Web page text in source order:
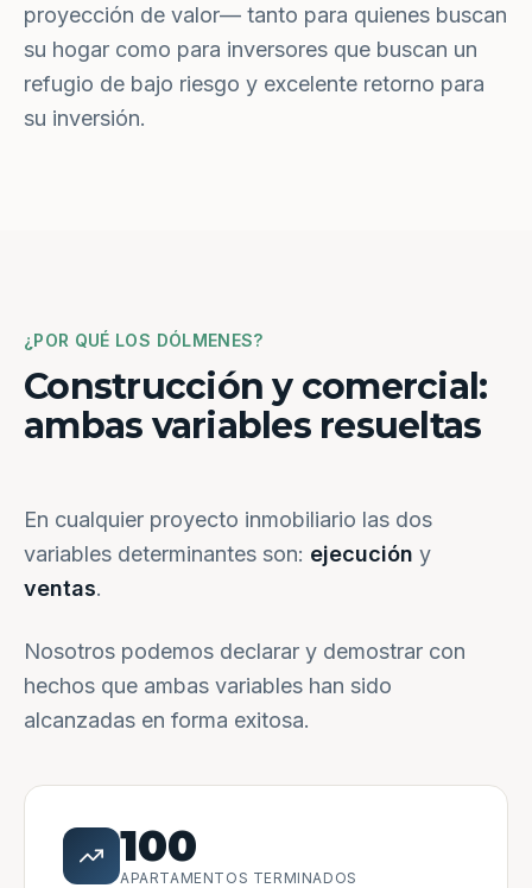
proyección de valor— tanto para quienes buscan
su hogar como para inversores que buscan un
refugio de bajo riesgo y excelente retorno para
su inversión.
¿POR QUÉ LOS DÓLMENES?
Construcción y comercial:
ambas variables resueltas
En cualquier proyecto inmobiliario las dos
variables determinantes son: ejecución y
ventas.
Nosotros podemos declarar y demostrar con
hechos que ambas variables han sido
alcanzadas en forma exitosa.
100
APARTAMENTOS TERMINADOS